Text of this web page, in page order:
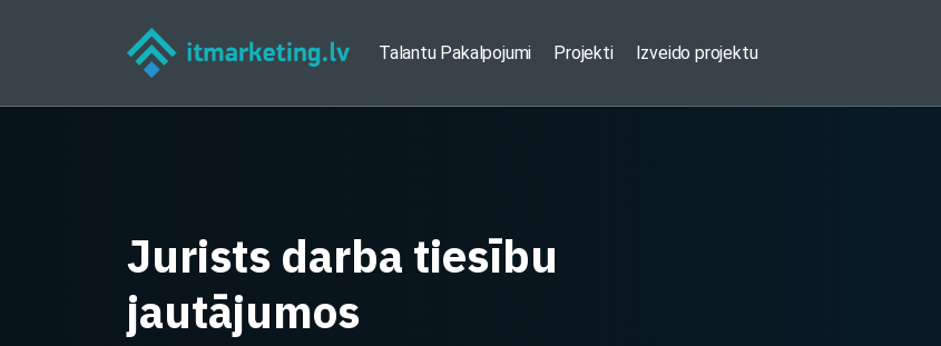
Talantu Pakalpojumi Projekti Izveido projektu
Jurists darba tiesību
jautājumos